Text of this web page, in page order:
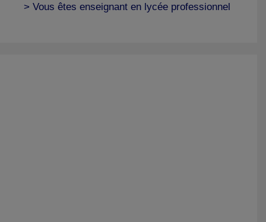
> Vous êtes enseignant en lycée professionnel